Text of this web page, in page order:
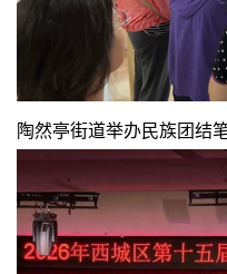
陶然亭街道举办民族团结